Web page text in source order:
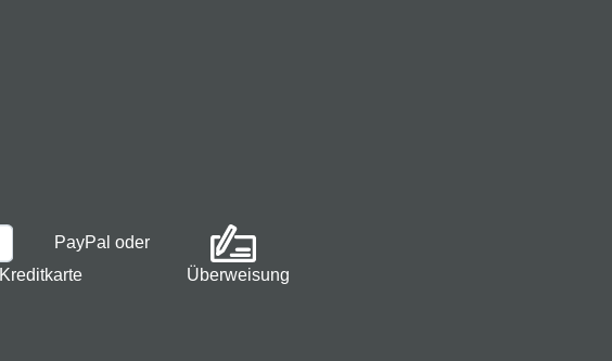
PayPal oder
Kreditkarte
Überweisung